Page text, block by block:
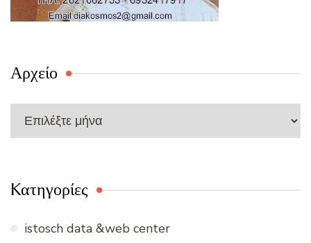
Αρχείο
Αρχείο
Kατηγορίες
istosch data &web center